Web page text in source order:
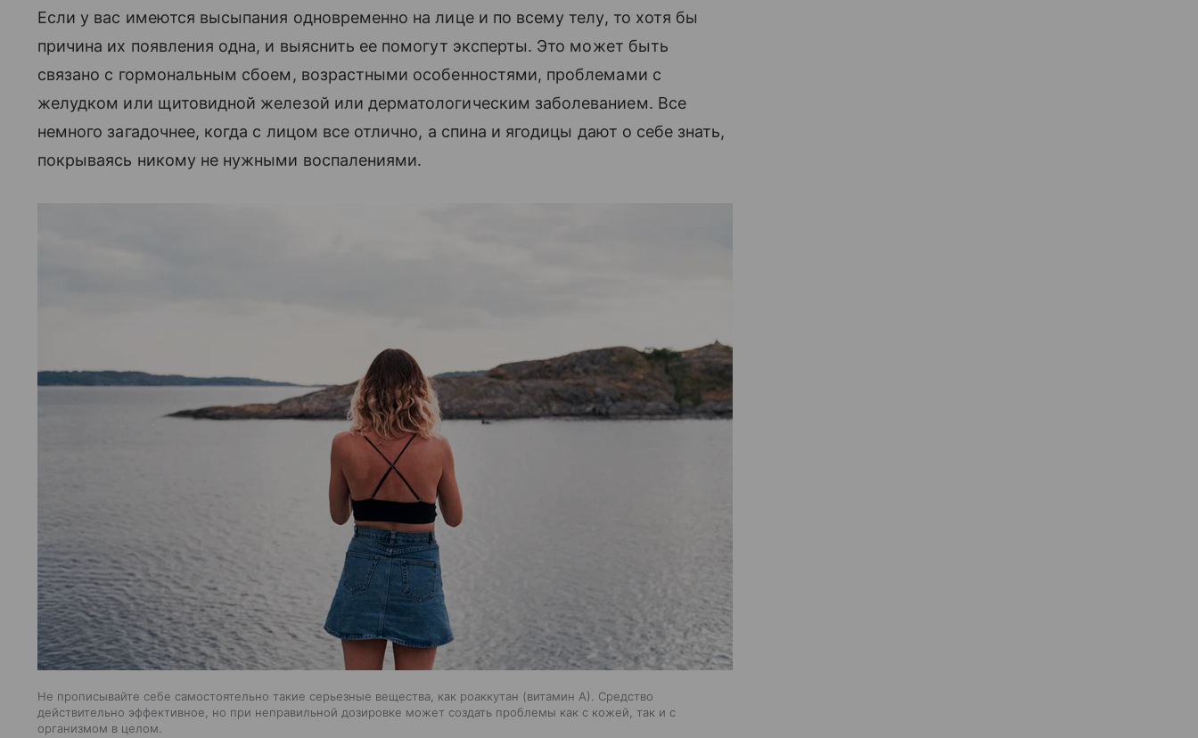
Если у вас имеются высыпания одновременно на лице и по всему телу, то хотя бы
причина их появления одна, и выяснить ее помогут эксперты. Это может быть
связано с гормональным сбоем, возрастными особенностями, проблемами с
желудком или щитовидной железой или дерматологическим заболеванием. Все
немного загадочнее, когда с лицом все отлично, а спина и ягодицы дают о себе знать,
покрываясь никому не нужными воспалениями.
Не прописывайте себе самостоятельно такие серьезные вещества, как роаккутан (витамин А). Средство
действительно эффективное, но при неправильной дозировке может создать проблемы как с кожей, так и с
организмом в целом.